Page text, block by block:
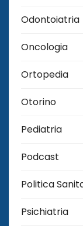
Odontoiatria
Oncologia
Ortopedia
Otorino
Pediatria
Podcast
Politica
Psichiatria